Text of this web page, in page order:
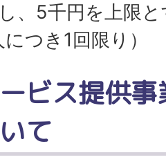
、5千円を上限
つき1回限り）
ビス提供
て